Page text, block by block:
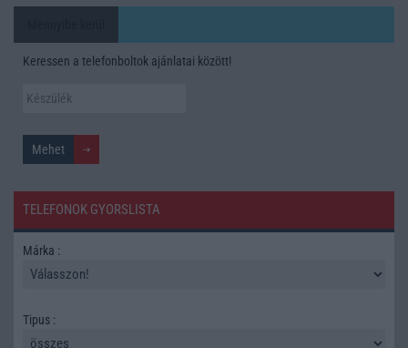
Keressen a telefonboltok ajánlatai között!
TELEFONOK GYORSLISTA
Márka :
Tipus :